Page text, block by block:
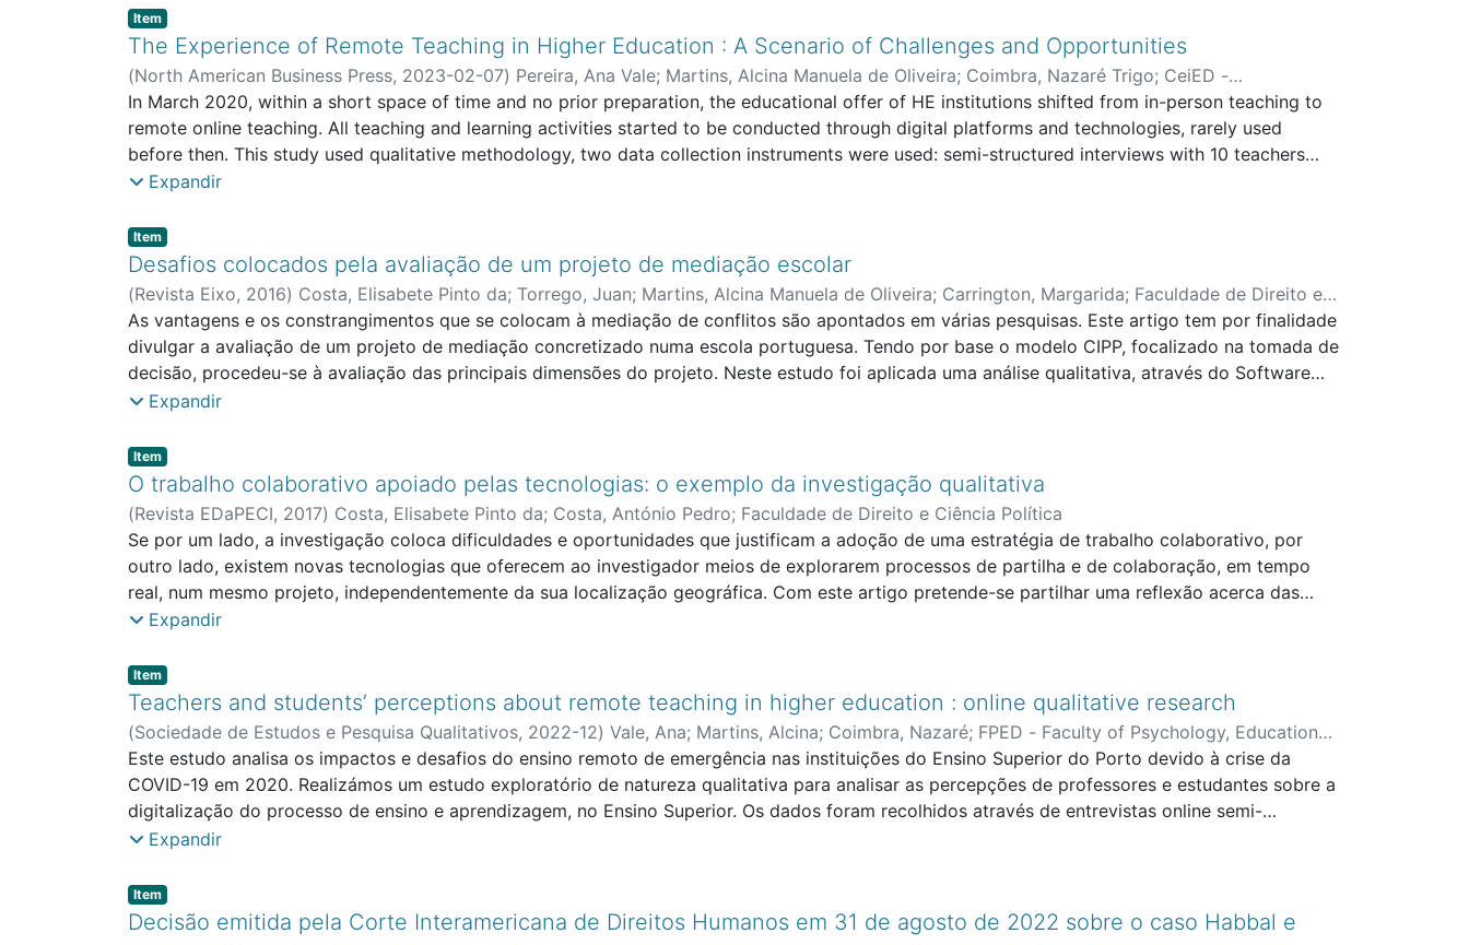
estruturas e procedimentos de mediação que permitissem preencher este vazio, em concreto nas escolas. Mas, se na literatura encontramos
referências a estas estruturas e procedimentos de mediação, deparamo-nos, contudo, com uma quase total ausência de dados sobre a avaliação
das mediações pelos seus destinatários. Assim, porque a nossa experiência foi-nos permitindo reconhecer os efeitos das mediações no
incremento de habilidades pessoais e relacionais em prol de melhores contextos de convivência interpessoal, interessa compreender como os
jovens avaliam as mediações realizadas. O presente estudo pretende analisar esta realidade sob a perspetiva de 36 jovens que preencheram o
questionário de avaliação da satisfação na participação em sessões de mediação.
Item type:
Item,
The Experience of Remote Teaching in Higher Education : A Scenario of Challenges and Opportunities
(North American Business Press, 2023-02-07) Pereira, Ana Vale; Martins, Alcina Manuela de Oliveira; Coimbra, Nazaré Trigo; CeiED -
Interdisciplinary Research Centre for Education and Development;FPED - Faculty of Psychology, Education and Sport
In March 2020, within a short space of time and no prior preparation, the educational offer of HE institutions shifted from in-person teaching to
remote online teaching. All teaching and learning activities started to be conducted through digital platforms and technologies, rarely used
before then. This study used qualitative methodology, two data collection instruments were used: semi-structured interviews with 10 teachers
from different institutions, and opinion essays about the experience written by 10 students. To analyze the data, we conducted content analysis.
teaching point of view and the way students learn. In addition, it boosted the digitalisation of pedagogical action, advocated for more than a
decade by the Bologna Process, opening new paths for the reformulation of teaching and learning processes in higher education. This challenging
scenario has opened a window of opportunity for a new paradigm of teaching to emerge, based on the use of digital technologies.
Expandir
Item type:
Item,
Desafios colocados pela avaliação de um projeto de mediação escolar
(Revista Eixo, 2016) Costa, Elisabete Pinto da; Torrego, Juan; Martins, Alcina Manuela de Oliveira; Carrington, Margarida; Faculdade de Direito e
Ciência Política
As vantagens e os constrangimentos que se colocam à mediação de conflitos são apontados em várias pesquisas. Este artigo tem por finalidade
divulgar a avaliação de um projeto de mediação concretizado numa escola portuguesa. Tendo por base o modelo CIPP, focalizado na tomada de
decisão, procedeu-se à avaliação das principais dimensões do projeto. Neste estudo foi aplicada uma análise qualitativa, através do Software
WebQDA. Apesar de a avaliação, nas dimensões selecionadas, ser positiva, são evidentes alguns constrangimentos culturais e outros que
adotada e a sua otimização na comunidade educativa.
Expandir
Item type:
Item,
O trabalho colaborativo apoiado pelas tecnologias: o exemplo da investigação qualitativa
(Revista EDaPECI, 2017) Costa, Elisabete Pinto da; Costa, António Pedro; Faculdade de Direito e Ciência Política
Se por um lado, a investigação coloca dificuldades e oportunidades que justificam a adoção de uma estratégia de trabalho colaborativo, por
outro lado, existem novas tecnologias que oferecem ao investigador meios de explorarem processos de partilha e de colaboração, em tempo
real, num mesmo projeto, independentemente da sua localização geográfica. Com este artigo pretende-se partilhar uma reflexão acerca das
potencialidades e os desafios que a abordagem colaborativa na investigação coloca ao investigador e sobre as possibilidades que as
referência os estudos de um grupo de investigadores portugueses, que se têm dedicado a desenvolver um software de dados qualitativos (o
webQDA) disponível em ambiente colaborativo e distribuído. Apesar de promoverem o desenvolvimento de ferramentas promotoras do trabalho
em grupo online, estes investigadores constatam uma reduzida relevância e prática da investigação colaborativa.
Expandir
Item type:
Item,
Teachers and students’ perceptions about remote teaching in higher education : online qualitative research
(Sociedade de Estudos e Pesquisa Qualitativos, 2022-12) Vale, Ana; Martins, Alcina; Coimbra, Nazaré; FPED - Faculty of Psychology, Education
and Sport;CeiED - Interdisciplinary Research Centre for Education and Development
Este estudo analisa os impactos e desafios do ensino remoto de emergência nas instituições do Ensino Superior do Porto devido à crise da
COVID-19 em 2020. Realizámos um estudo exploratório de natureza qualitativa para analisar as percepções de professores e estudantes sobre a
digitalização do processo de ensino e aprendizagem, no Ensino Superior. Os dados foram recolhidos através de entrevistas online semi-
estruturadas e sincronizadas com dez professores, que aceitaram participar e balanços da experiência vivida, escritos e disponibilizados na
O estudo revelou que o ensino remoto, no Ensino Superior, teve um impacto no reforço da formação de professores e estudantes, quanto à
utilização de novas tecnologias e à mudança das práticas pedagógicas. Além disso, pode contribuir para as reflexões dos pesquisadores, sobre
Expandir
Item type:
Item,
Decisão emitida pela Corte Interamericana de Direitos Humanos em 31 de agosto de 2022 sobre o caso Habbal e